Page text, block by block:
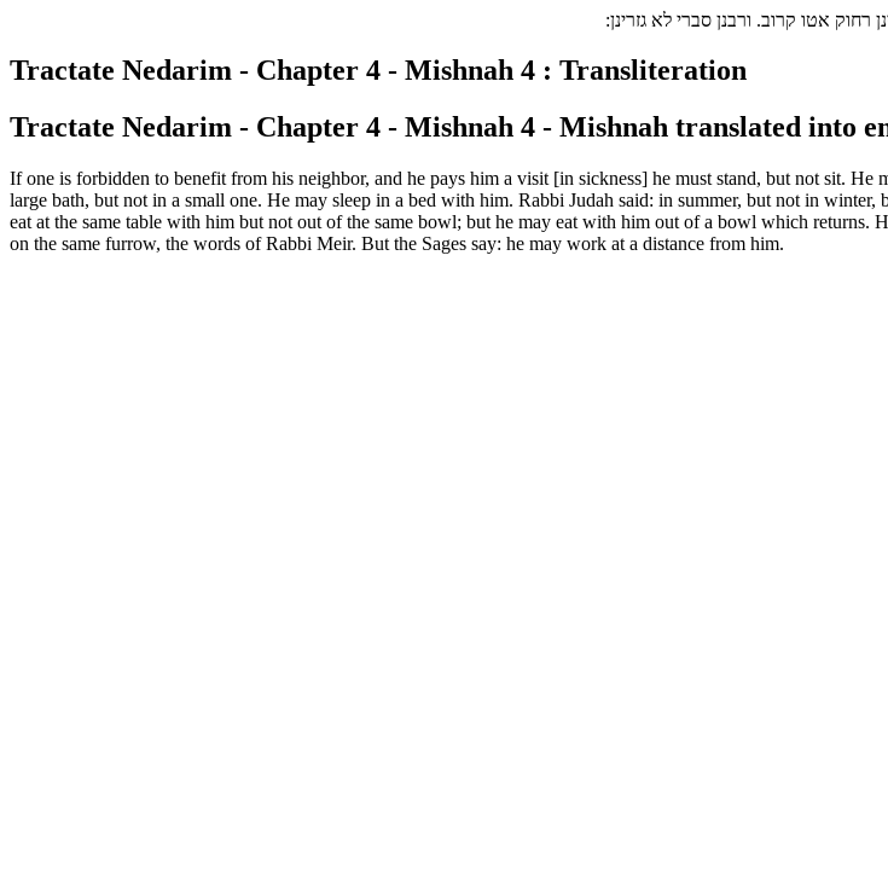
אטו קרוב. ורבנן סברי לא גזרינן:
Tractate Nedarim - Chapter 4 - Mishnah 4 : Transliteration
Tractate Nedarim - Chapter 4 - Mishnah 4 - Mishnah translated into
If one is forbidden to benefit from his neighbor, and he pays him a visit [in sickness] he must stand, but not sit.
large bath, but not in a small one. He may sleep in a bed with him. Rabbi Judah said: in summer, but not in
eat at the same table with him but not out of the same bowl; but he may eat with him out of a bowl which
on the same furrow, the words of Rabbi Meir. But the Sages say: he may work at a distance from him.